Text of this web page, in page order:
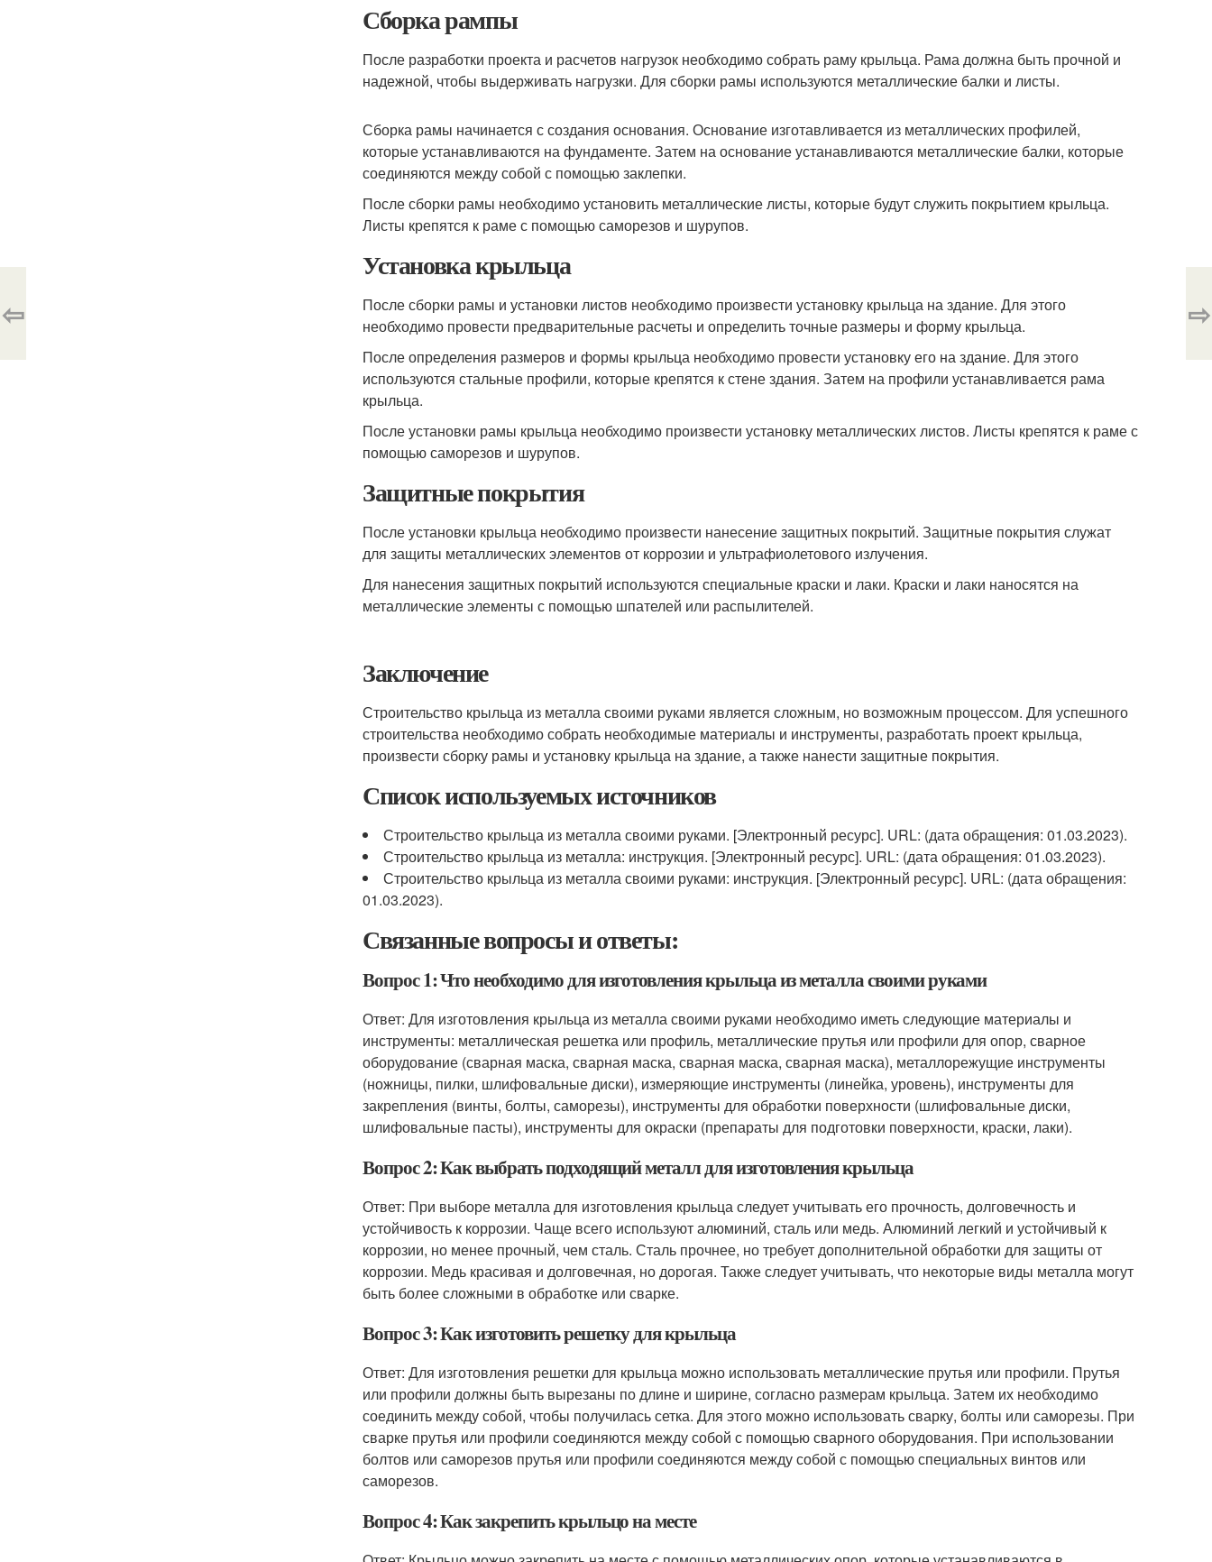
Сборка рампы
После разработки проекта и расчетов нагрузок необходимо собрать раму крыльца. Рама должна быть прочной и
надежной, чтобы выдерживать нагрузки. Для сборки рамы используются металлические балки и листы.
Сборка рамы начинается с создания основания. Основание изготавливается из металлических профилей,
которые устанавливаются на фундаменте. Затем на основание устанавливаются металлические балки, которые
соединяются между собой с помощью заклепки.
После сборки рамы необходимо установить металлические листы, которые будут служить покрытием крыльца.
Листы крепятся к раме с помощью саморезов и шурупов.
Установка крыльца
После сборки рамы и установки листов необходимо произвести установку крыльца на здание. Для этого
необходимо провести предварительные расчеты и определить точные размеры и форму крыльца.
После определения размеров и формы крыльца необходимо провести установку его на здание. Для этого
используются стальные профили, которые крепятся к стене здания. Затем на профили устанавливается рама
крыльца.
После установки рамы крыльца необходимо произвести установку металлических листов. Листы крепятся к раме с
помощью саморезов и шурупов.
Защитные покрытия
После установки крыльца необходимо произвести нанесение защитных покрытий. Защитные покрытия служат
для защиты металлических элементов от коррозии и ультрафиолетового излучения.
Для нанесения защитных покрытий используются специальные краски и лаки. Краски и лаки наносятся на
металлические элементы с помощью шпателей или распылителей.
Заключение
Строительство крыльца из металла своими руками является сложным, но возможным процессом. Для успешного
строительства необходимо собрать необходимые материалы и инструменты, разработать проект крыльца,
произвести сборку рамы и установку крыльца на здание, а также нанести защитные покрытия.
Список используемых источников
Строительство крыльца из металла своими руками. [Электронный ресурс]. URL: (дата обращения: 01.03.2023).
Строительство крыльца из металла: инструкция. [Электронный ресурс]. URL: (дата обращения: 01.03.2023).
Строительство крыльца из металла своими руками: инструкция. [Электронный ресурс]. URL: (дата обращения:
01.03.2023).
Связанные вопросы и ответы:
Вопрос 1: Что необходимо для изготовления крыльца из металла своими руками
Ответ: Для изготовления крыльца из металла своими руками необходимо иметь следующие материалы и
инструменты: металлическая решетка или профиль, металлические прутья или профили для опор, сварное
оборудование (сварная маска, сварная маска, сварная маска, сварная маска), металлорежущие инструменты
(ножницы, пилки, шлифовальные диски), измеряющие инструменты (линейка, уровень), инструменты для
закрепления (винты, болты, саморезы), инструменты для обработки поверхности (шлифовальные диски,
шлифовальные пасты), инструменты для окраски (препараты для подготовки поверхности, краски, лаки).
Вопрос 2: Как выбрать подходящий металл для изготовления крыльца
Ответ: При выборе металла для изготовления крыльца следует учитывать его прочность, долговечность и
устойчивость к коррозии. Чаще всего используют алюминий, сталь или медь. Алюминий легкий и устойчивый к
коррозии, но менее прочный, чем сталь. Сталь прочнее, но требует дополнительной обработки для защиты от
коррозии. Медь красивая и долговечная, но дорогая. Также следует учитывать, что некоторые виды металла могут
быть более сложными в обработке или сварке.
Вопрос 3: Как изготовить решетку для крыльца
Ответ: Для изготовления решетки для крыльца можно использовать металлические прутья или профили. Прутья
или профили должны быть вырезаны по длине и ширине, согласно размерам крыльца. Затем их необходимо
соединить между собой, чтобы получилась сетка. Для этого можно использовать сварку, болты или саморезы. При
сварке прутья или профили соединяются между собой с помощью сварного оборудования. При использовании
болтов или саморезов прутья или профили соединяются между собой с помощью специальных винтов или
саморезов.
Вопрос 4: Как закрепить крыльцо на месте
⇦ ⇨